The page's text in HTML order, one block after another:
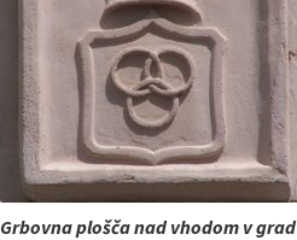
Grbovna plošča nad vhodom v grad